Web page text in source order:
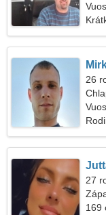
26
27
169